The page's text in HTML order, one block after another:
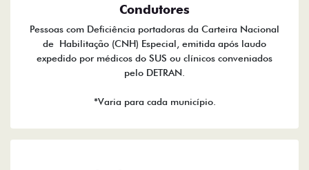
Condutores
Pessoas com Deficiência portadoras da Carteira Nacional
de Habilitação (CNH) Especial, emitida após laudo
expedido por médicos do SUS ou clínicos conveniados
pelo DETRAN.
*Varia para cada município.